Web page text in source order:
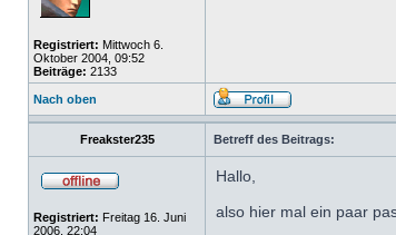
Registriert: Mittwoch 6.
Oktober 2004, 09:52
Beiträge: 2133
Nach oben
Freakster235 Betreff des Beitrags:
Registriert: Freitag 16. Juni
2006, 22:04
Hallo,
also hier mal ein paar